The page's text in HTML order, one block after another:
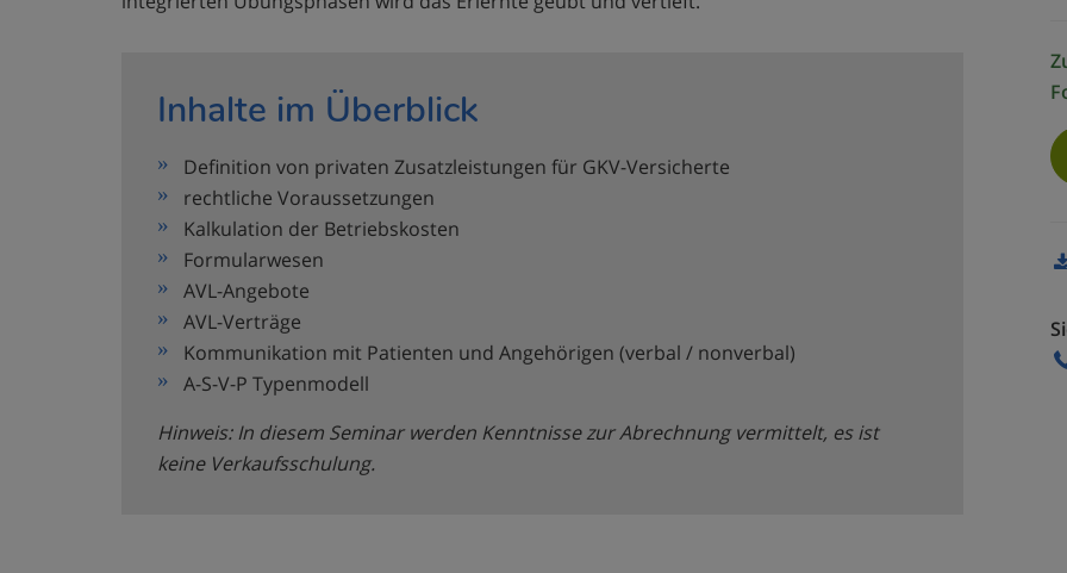
Inhalte im Überblick
Definition von privaten Zusatzleistungen für GKV-Versicherte
rechtliche Voraussetzungen
Kalkulation der Betriebskosten
Formularwesen
AVL-Angebote
AVL-Verträge
Kommunikation mit Patienten und Angehörigen (verbal / nonverbal)
A-S-V-P Typenmodell
Hinweis: In diesem Seminar werden Kenntnisse zur Abrechnung vermittelt, es ist
keine Verkaufsschulung.